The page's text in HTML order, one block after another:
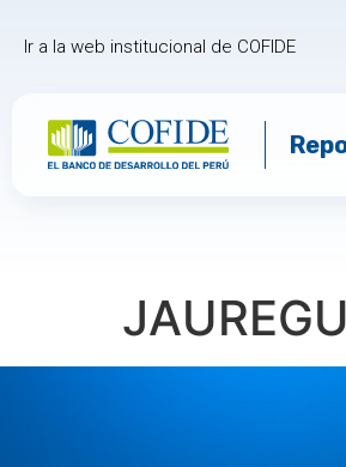
Ir a la web institucional de COFIDE